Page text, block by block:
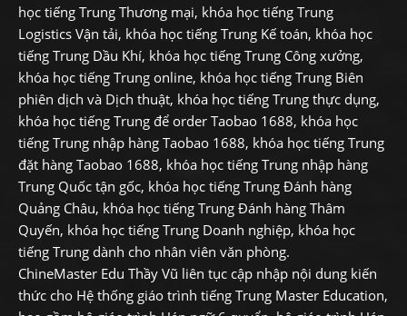
học tiếng Trung Thương mại, khóa học tiếng Trung
Logistics Vận tải, khóa học tiếng Trung Kế toán, khóa học
tiếng Trung Dầu Khí, khóa học tiếng Trung Công xưởng,
khóa học tiếng Trung online, khóa học tiếng Trung Biên
phiên dịch và Dịch thuật, khóa học tiếng Trung thực dụng,
khóa học tiếng Trung để order Taobao 1688, khóa học
tiếng Trung nhập hàng Taobao 1688, khóa học tiếng Trung
đặt hàng Taobao 1688, khóa học tiếng Trung nhập hàng
Trung Quốc tận gốc, khóa học tiếng Trung Đánh hàng
Quảng Châu, khóa học tiếng Trung Đánh hàng Thâm
Quyến, khóa học tiếng Trung Doanh nghiệp, khóa học
tiếng Trung dành cho nhân viên văn phòng.
ChineMaster Edu Thầy Vũ liên tục cập nhập nội dung kiến
thức cho Hệ thống giáo trình tiếng Trung Master Education,